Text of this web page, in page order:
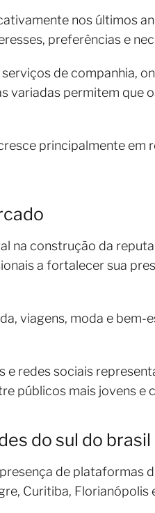
nos últimos
preferências e
de companhia,
permitem que
principalmente em
na construção da
a fortalecer sua
viagens, moda e
redes sociais
públicos mais jovens e
do sul do brasil
de plataformas
Curitiba,